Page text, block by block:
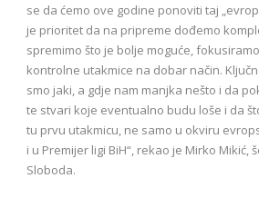
se da ćemo ove godine ponoviti taj
je prioritet da na pripreme dođemo
spremimo što je bolje moguće,
kontrolne utakmice na dobar način.
smo jaki, a gdje nam manjka nešto i da
te stvari koje eventualno budu loše i da
tu prvu utakmicu, ne samo u okviru
i u Premijer ligi BiH“, rekao je Mirko Mikić,
Sloboda.